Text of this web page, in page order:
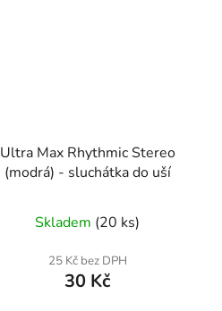
Ultra Max Rhythmic Stereo
(modrá) - sluchátka do uší
Skladem (20 ks)
25 Kč bez DPH
30 Kč